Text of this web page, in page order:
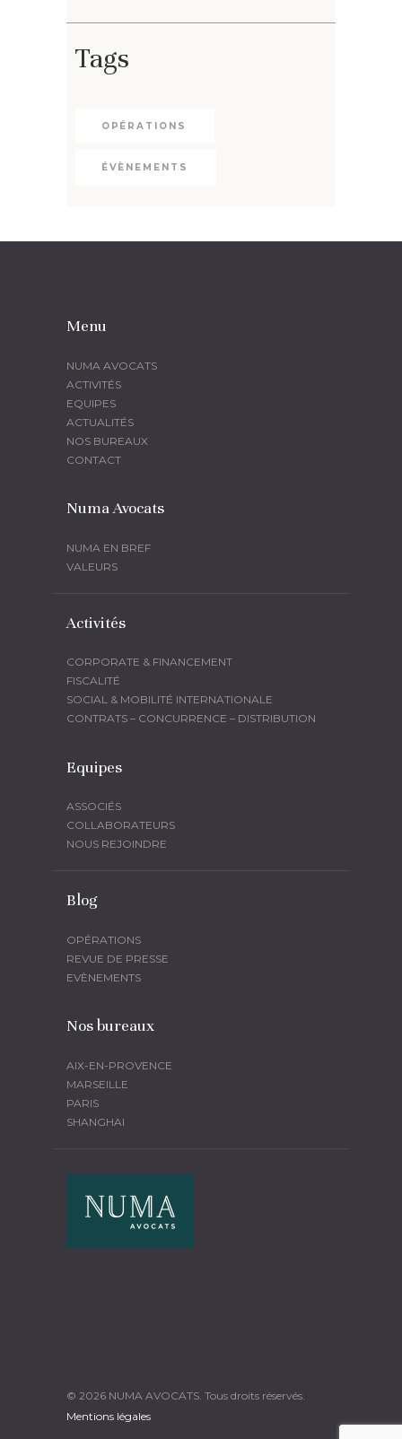
Tags
OPÉRATIONS
ÉVÈNEMENTS
Menu
NUMA AVOCATS
ACTIVITÉS
EQUIPES
ACTUALITÉS
NOS BUREAUX
CONTACT
Numa Avocats
NUMA EN BREF
VALEURS
Activités
CORPORATE & FINANCEMENT
FISCALITÉ
SOCIAL & MOBILITÉ INTERNATIONALE
CONTRATS – CONCURRENCE – DISTRIBUTION
Equipes
ASSOCIÉS
COLLABORATEURS
NOUS REJOINDRE
Blog
OPÉRATIONS
REVUE DE PRESSE
EVÈNEMENTS
Nos bureaux
AIX-EN-PROVENCE
MARSEILLE
PARIS
SHANGHAI
© 2026 NUMA AVOCATS. Tous droits réservés.
Mentions légales